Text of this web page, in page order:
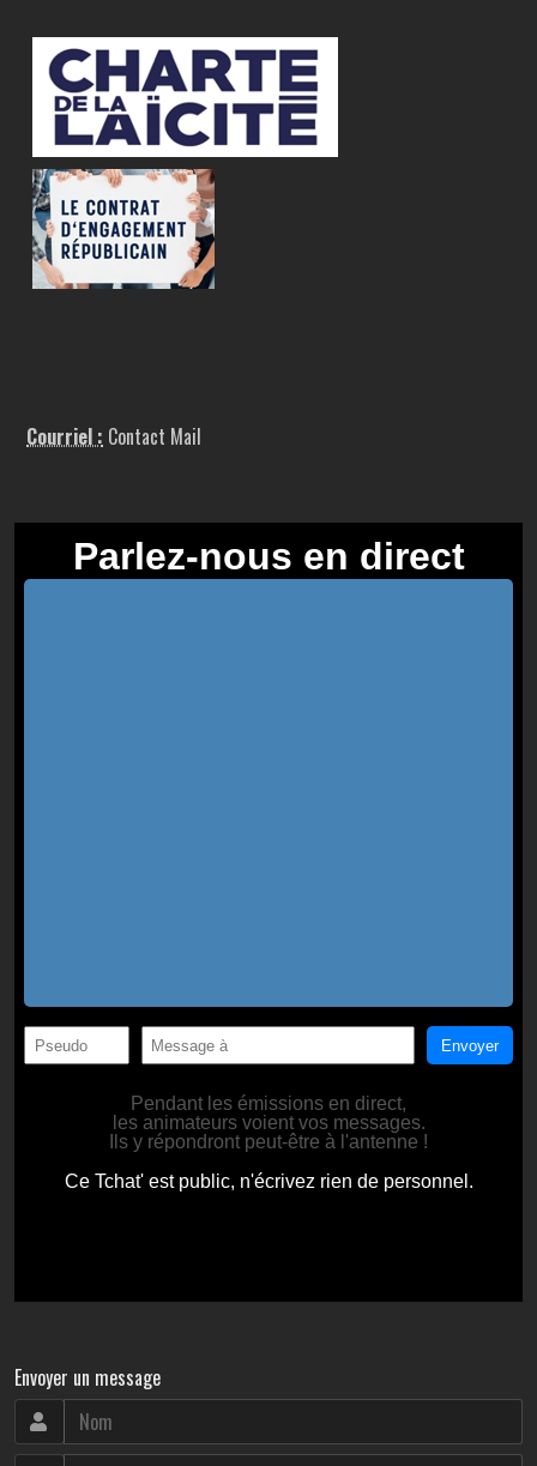
Courriel : Contact Mail
Envoyer un message